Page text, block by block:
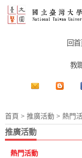
回
教
首頁 > 推廣活動 > 熱門
推廣活動
熱門活動